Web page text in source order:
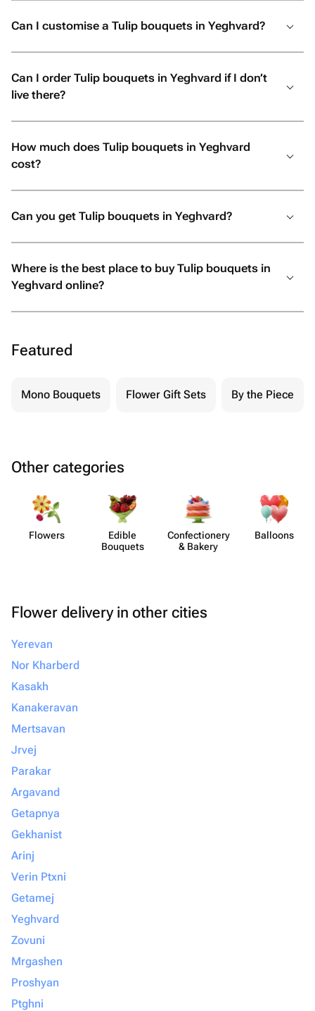
Can I customise a Tulip bouquets in Yeghvard?
Can I order Tulip bouquets in Yeghvard if I don’t
live there?
How much does Tulip bouquets in Yeghvard
cost?
Can you get Tulip bouquets in Yeghvard?
Where is the best place to buy Tulip bouquets in
Yeghvard online?
Featured
Mono Bouquets Flower Gift Sets By the Piece
Other categories
Flowers
Edible
Bouquets
Confect​ionery
& Bakery
Balloons
Flower delivery in other cities
Yerevan
Nor Kharberd
Kasakh
Kanakeravan
Mertsavan
Jrvej
Parakar
Argavand
Getapnya
Gekhanist
Arinj
Verin Ptxni
Getamej
Yeghvard
Zovuni
Mrgashen
Proshyan
Ptghni